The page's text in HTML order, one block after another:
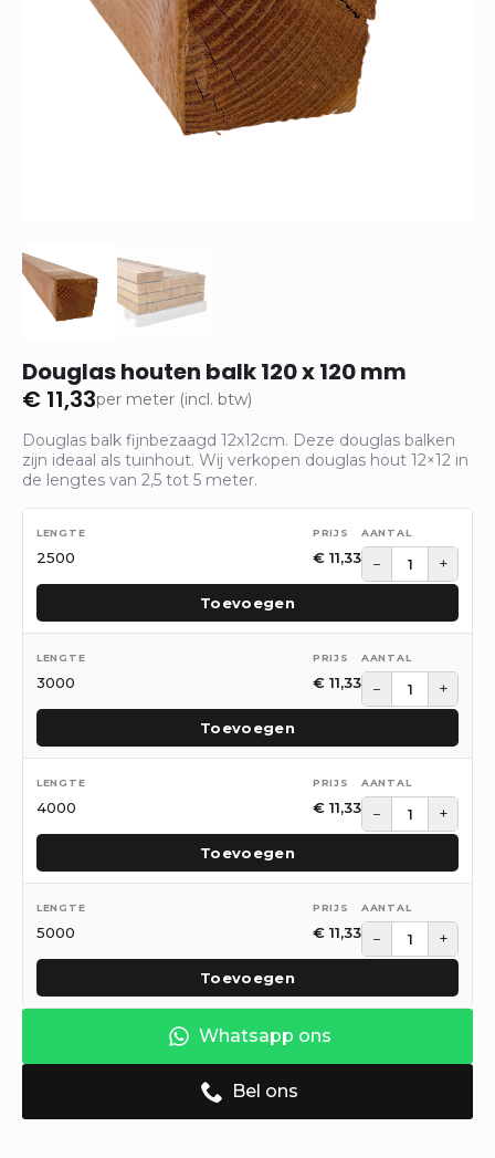
Douglas houten balk 120 x 120 mm
€ 11,33per meter (incl. btw)
Douglas balk fijnbezaagd 12x12cm. Deze douglas balken
zijn ideaal als tuinhout. Wij verkopen douglas hout 12×12 in
de lengtes van 2,5 tot 5 meter.
2500 € 11,33 − +
Toevoegen
3000 € 11,33 − +
Toevoegen
4000 € 11,33 − +
Toevoegen
5000 € 11,33 − +
Toevoegen
Whatsapp ons
Bel ons